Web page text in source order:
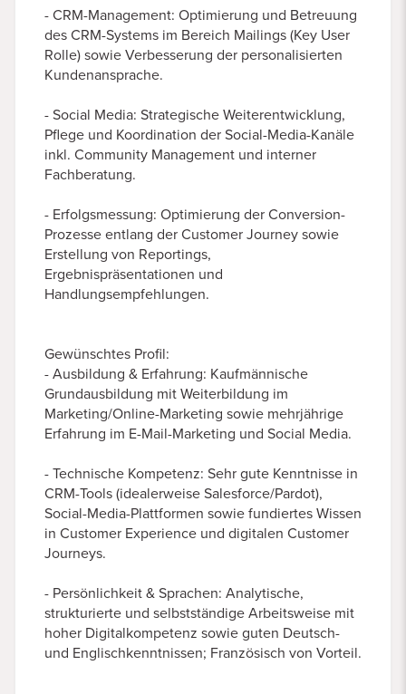
- CRM-Management: Optimierung und Betreuung
des CRM-Systems im Bereich Mailings (Key User
Rolle) sowie Verbesserung der personalisierten
Kundenansprache.
- Social Media: Strategische Weiterentwicklung,
Pflege und Koordination der Social-Media-Kanäle
inkl. Community Management und interner
Fachberatung.
- Erfolgsmessung: Optimierung der Conversion-
Prozesse entlang der Customer Journey sowie
Erstellung von Reportings,
Ergebnispräsentationen und
Handlungsempfehlungen.
Gewünschtes Profil:
- Ausbildung & Erfahrung: Kaufmännische
Grundausbildung mit Weiterbildung im
Marketing/Online-Marketing sowie mehrjährige
Erfahrung im E-Mail-Marketing und Social Media.
- Technische Kompetenz: Sehr gute Kenntnisse in
CRM-Tools (idealerweise Salesforce/Pardot),
Social-Media-Plattformen sowie fundiertes Wissen
in Customer Experience und digitalen Customer
Journeys.
- Persönlichkeit & Sprachen: Analytische,
strukturierte und selbstständige Arbeitsweise mit
hoher Digitalkompetenz sowie guten Deutsch-
und Englischkenntnissen; Französisch von Vorteil.